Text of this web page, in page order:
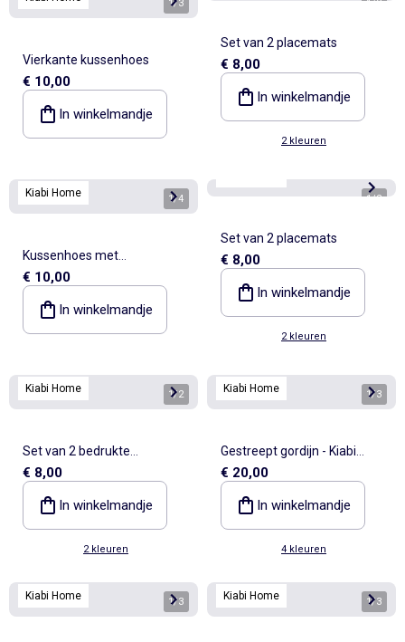
1/3
Vierkante kussenhoes
€ 10,00
In winkelmandje
1/2
Set van 2 placemats
€ 8,00
In winkelmandje
2 kleuren
Kiabi Home 1/4
Kussenhoes met
geborduurde bloemen
€ 10,00
In winkelmandje
1/2
Set van 2 placemats
€ 8,00
In winkelmandje
2 kleuren
Kiabi Home 1/2
Set van 2 bedrukte
placemats
€ 8,00
In winkelmandje
2 kleuren
Kiabi Home 1/3
Gestreept gordijn - Kiabi
Home
€ 20,00
In winkelmandje
4 kleuren
Kiabi Home 1/3 Kiabi Home 1/3